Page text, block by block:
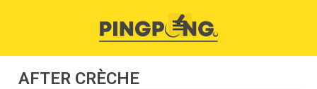
AFTER CRÈCHE